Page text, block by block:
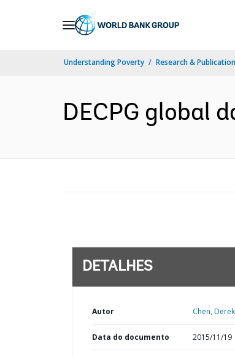
Understanding Poverty Research &
DECPG global
DETALHES
Autor Chen,
Data do documento 2015/11/19